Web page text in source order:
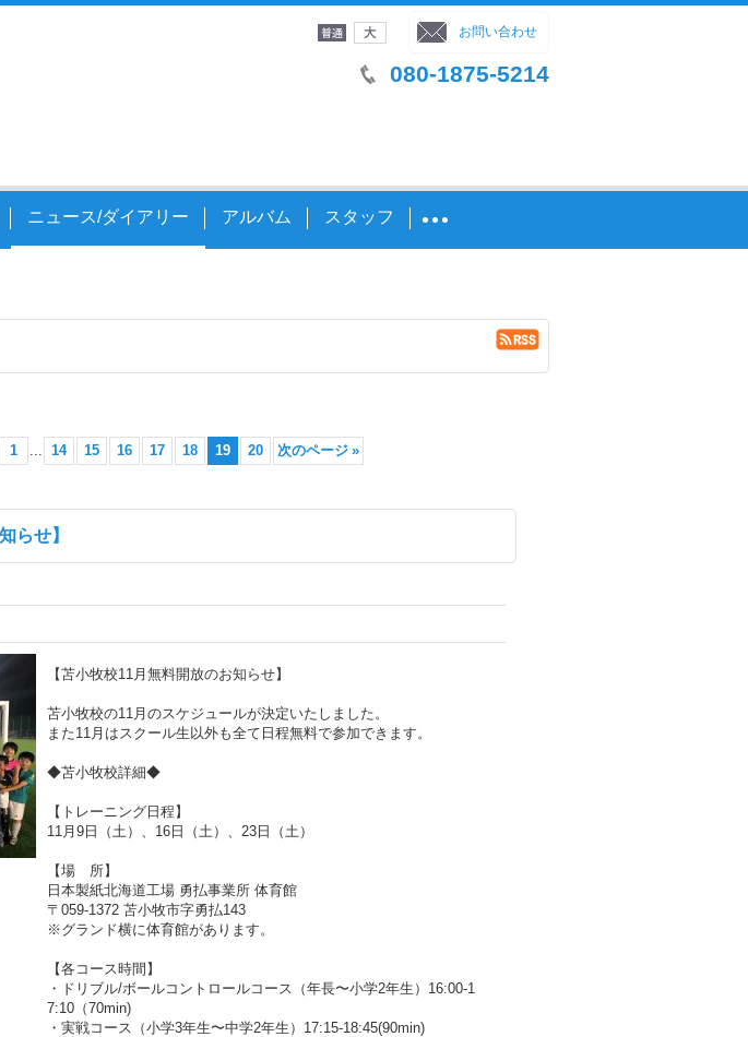
お問い合わせ
080-1875-5214
ニュース/ダイアリー アルバム スタッフ
1 14 15 16 17 18 19 20 次のページ »
らせ】
【苫小牧校11月無料開放のお知らせ】
苫小牧校の11月のスケジュールが決定いたしました。
また11月はスクール生以外も全て日程無料で参加できます。
◆苫小牧校詳細◆
【トレーニング日程】
11月9日（土）、16日（土）、23日（土）
【場 所】
日本製紙北海道工場 勇払事業所 体育館
〒059-1372 苫小牧市字勇払143
※グランド横に体育館があります。
【各コース時間】
・ドリブル/ボールコントロールコース（年長〜小学2年生）16:00-1
7:10（70min)
・実戦コース（小学3年生〜中学2年生）17:15-18:45(90min)